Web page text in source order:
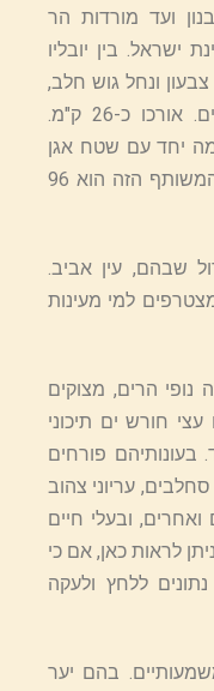
ועד מורדות הר
ישראל. בין יובליו
ונחל גוש חלב,
כולם מסלולי טיול מוכרים וחשובים. אורכו כ-26 ק"מ.
יחד עם שטח אגן
הניקוז של נחל חצור. שטח האגן המשותף הזה הוא 96
שבהם, עין אביב.
למי מעינות
הרים, מצוקים
עצי חורש ים תיכוני
בעונותיהם פורחים
עריוני צהוב
ואחרים, ובעלי חיים
לראות כאן, אם כי
ללחץ ולעקה
בהם יער